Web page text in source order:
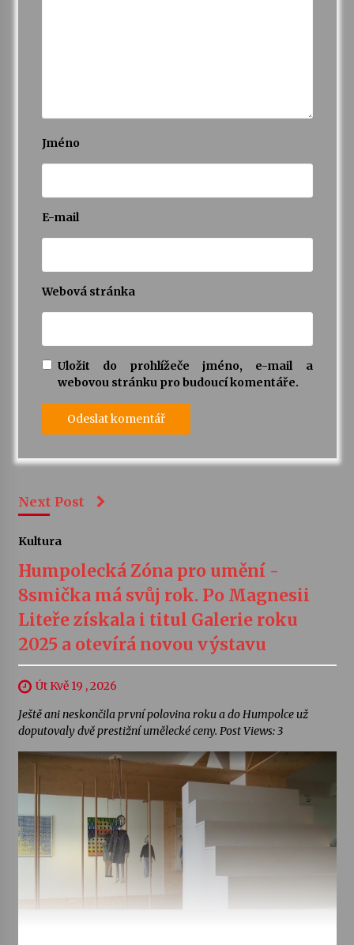
Jméno
E-mail
Webová stránka
Uložit do prohlížeče jméno, e-mail a
webovou stránku pro budoucí komentáře.
Next Post
Kultura
Humpolecká Zóna pro umění -
8smička má svůj rok. Po Magnesii
Liteře získala i titul Galerie roku
2025 a otevírá novou výstavu
Út Kvě 19 , 2026
Ještě ani neskončila první polovina roku a do Humpolce už
doputovaly dvě prestižní umělecké ceny. Post Views: 3